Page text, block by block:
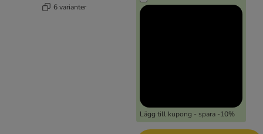
6 varianter
Lägg till kupong - spara -10%